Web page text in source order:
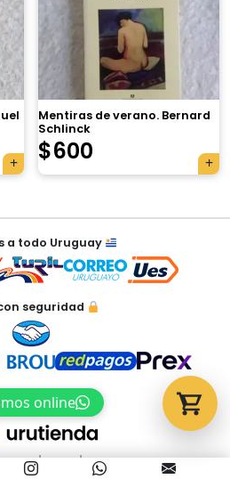
Mentiras de verano. Bernard
Schlinck
$600
a todo Uruguay
seguridad
online
al panel
×
está vacío.
y aparecerá acá